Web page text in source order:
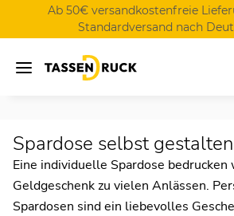
Ab 50€ versandkostenfreie
Standardversand nach
Spardose selbst gestalten
Eine individuelle Spardose bedrucken
Geldgeschenk zu vielen Anlässen.
Spardosen sind ein liebevolles